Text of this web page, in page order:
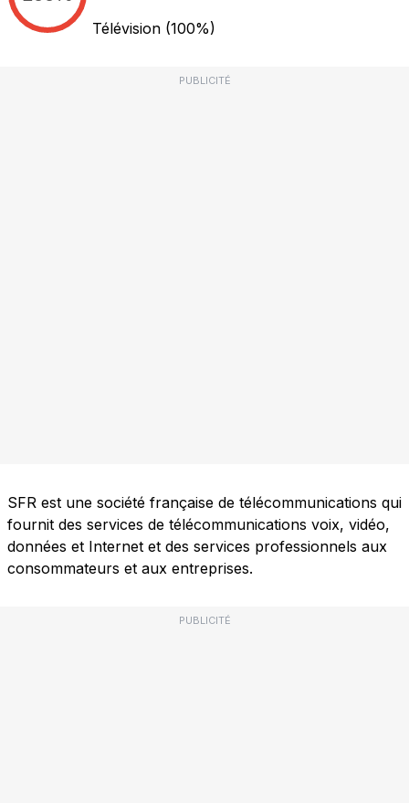
Télévision (100%)
PUBLICITÉ
SFR est une société française de télécommunications qui
fournit des services de télécommunications voix, vidéo,
données et Internet et des services professionnels aux
consommateurs et aux entreprises.
PUBLICITÉ